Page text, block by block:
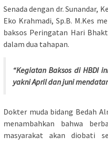
Senada dengan dr. Sunandar,
Eko Krahmadi, Sp.B. M.Kes
baksos Peringatan Hari
dalam dua tahapan.
“Kegiatan Baksos di HBDI
yakni April dan juni
Dokter muda bidang Bedah
menambahkan bahwa
masyarakat akan diobati